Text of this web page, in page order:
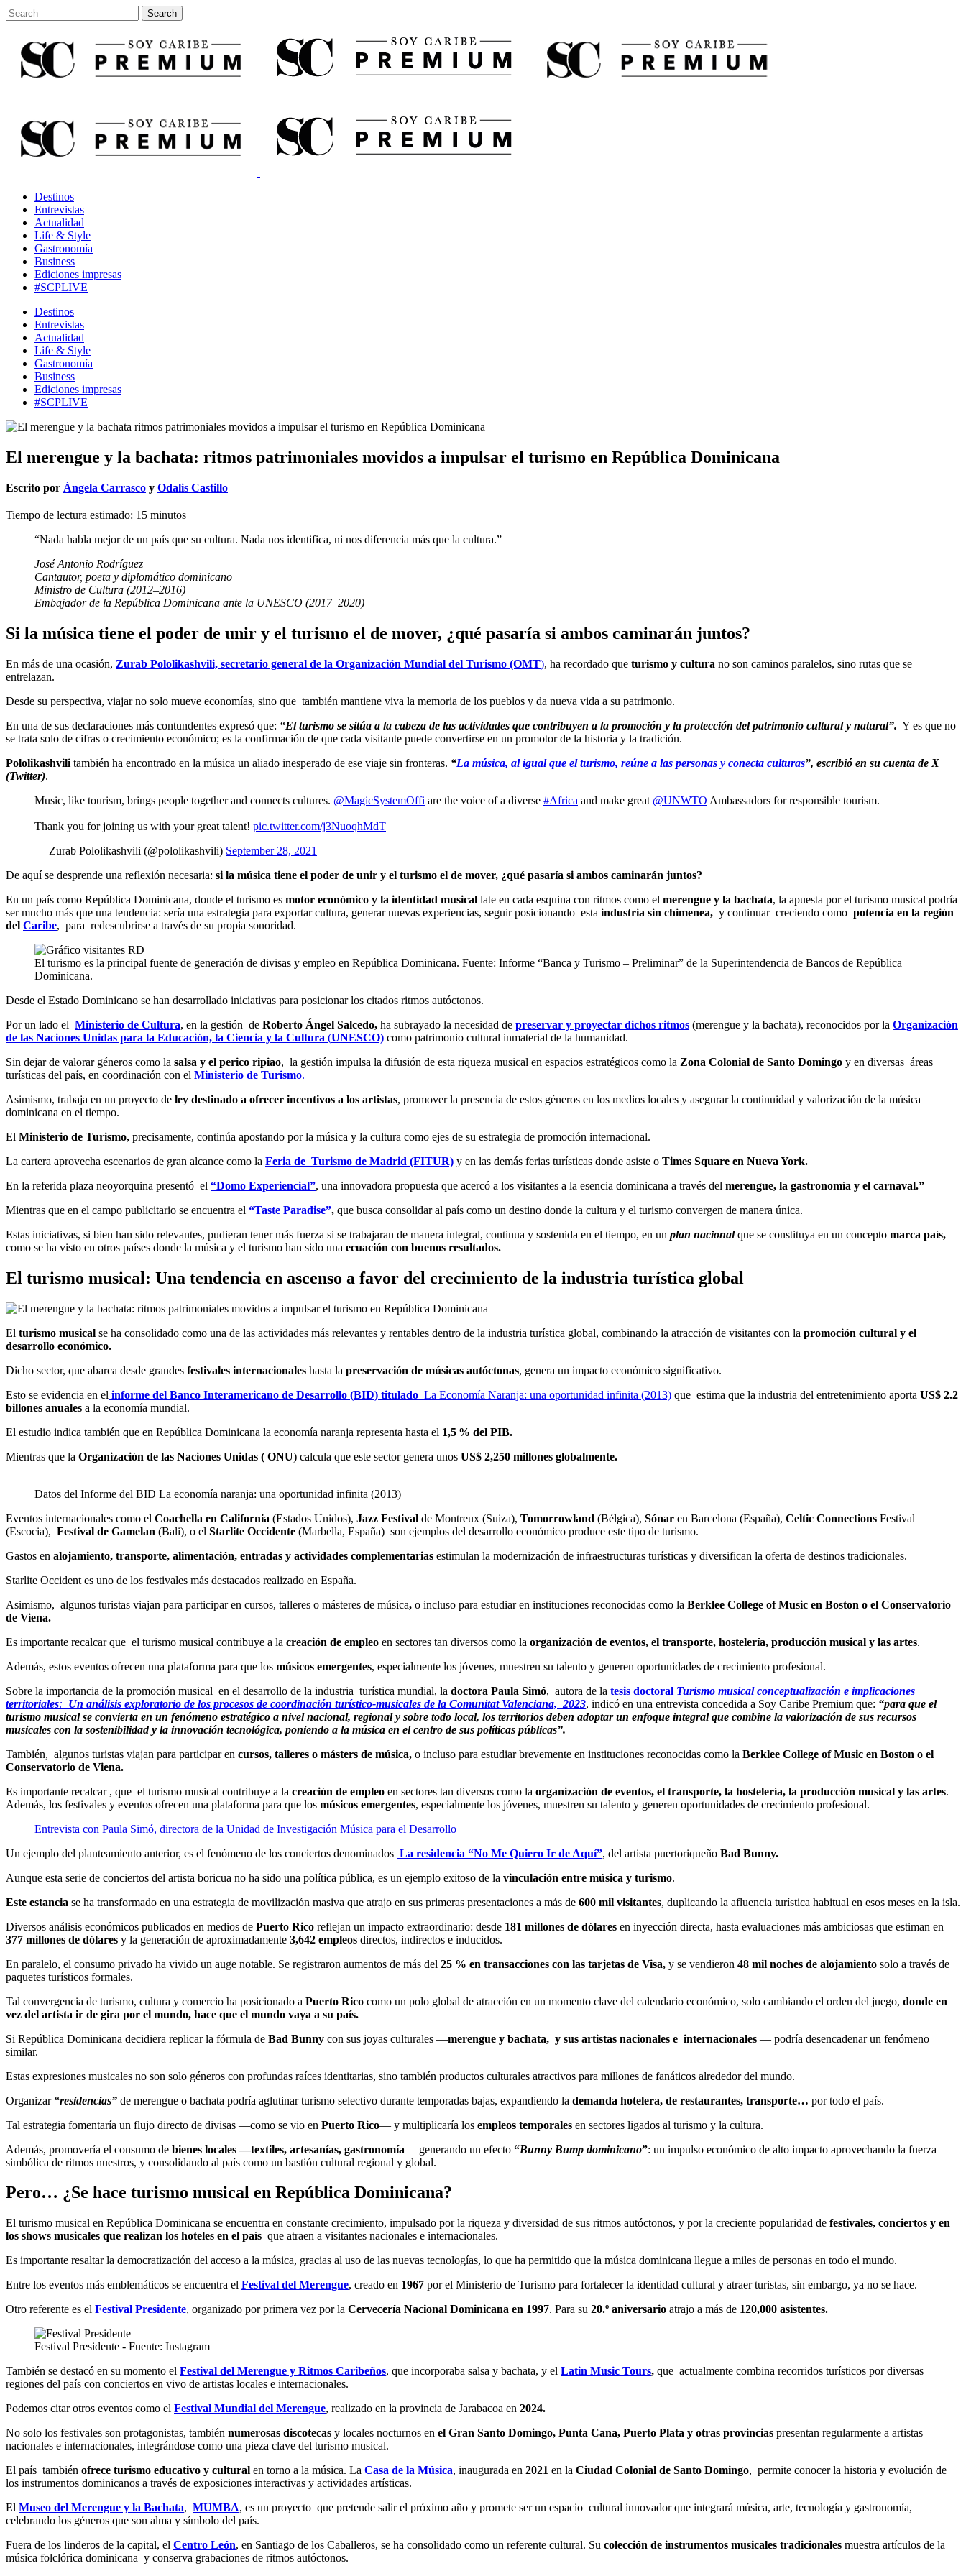
Destinos
Entrevistas
Actualidad
Life & Style
Gastronomía
Business
Ediciones impresas
#SCPLIVE
Destinos
Entrevistas
Actualidad
Life & Style
Gastronomía
Business
Ediciones impresas
#SCPLIVE
El merengue y la bachata: ritmos patrimoniales movidos a impulsar el turismo en República Dominicana
Escrito por Ángela Carrasco y Odalis Castillo
Tiempo de lectura estimado: 15 minutos
“Nada habla mejor de un país que su cultura. Nada nos identifica, ni nos diferencia más que la cultura.”
José Antonio Rodríguez
Cantautor, poeta y diplomático dominicano
Ministro de Cultura (2012–2016)
Embajador de la República Dominicana ante la UNESCO (2017–2020)
Si la música tiene el poder de unir y el turismo el de mover, ¿qué pasaría si ambos caminarán juntos?
En más de una ocasión, Zurab Pololikashvili, secretario general de la Organización Mundial del Turismo (OMT), ha recordado que turismo y cultura no son caminos paralelos, sino rutas que se
entrelazan.
Desde su perspectiva, viajar no solo mueve economías, sino que también mantiene viva la memoria de los pueblos y da nueva vida a su patrimonio.
En una de sus declaraciones más contundentes expresó que: “El turismo se sitúa a la cabeza de las actividades que contribuyen a la promoción y la protección del patrimonio cultural y natural”. Y es que no
se trata solo de cifras o crecimiento económico; es la confirmación de que cada visitante puede convertirse en un promotor de la historia y la tradición.
Pololikashvili también ha encontrado en la música un aliado inesperado de ese viaje sin fronteras. “La música, al igual que el turismo, reúne a las personas y conecta culturas”, escribió en su cuenta de X
(Twitter).
Music, like tourism, brings people together and connects cultures. @MagicSystemOffi are the voice of a diverse #Africa and make great @UNWTO Ambassadors for responsible tourism.
Thank you for joining us with your great talent! pic.twitter.com/j3NuoqhMdT
— Zurab Pololikashvili (@pololikashvili) September 28, 2021
De aquí se desprende una reflexión necesaria: si la música tiene el poder de unir y el turismo el de mover, ¿qué pasaría si ambos caminarán juntos?
En un país como República Dominicana, donde el turismo es motor económico y la identidad musical late en cada esquina con ritmos como el merengue y la bachata, la apuesta por el turismo musical podría
ser mucho más que una tendencia: sería una estrategia para exportar cultura, generar nuevas experiencias, seguir posicionando esta industria sin chimenea, y continuar creciendo como potencia en la región
del Caribe, para redescubrirse a través de su propia sonoridad.
El turismo es la principal fuente de generación de divisas y empleo en República Dominicana. Fuente: Informe “Banca y Turismo – Preliminar” de la Superintendencia de Bancos de República
Dominicana.
Desde el Estado Dominicano se han desarrollado iniciativas para posicionar los citados ritmos autóctonos.
Por un lado el Ministerio de Cultura, en la gestión de Roberto Ángel Salcedo, ha subrayado la necesidad de preservar y proyectar dichos ritmos (merengue y la bachata), reconocidos por la Organización
de las Naciones Unidas para la Educación, la Ciencia y la Cultura (UNESCO) como patrimonio cultural inmaterial de la humanidad.
Sin dejar de valorar géneros como la salsa y el perico ripiao, la gestión impulsa la difusión de esta riqueza musical en espacios estratégicos como la Zona Colonial de Santo Domingo y en diversas áreas
turísticas del país, en coordinación con el Ministerio de Turismo.
Asimismo, trabaja en un proyecto de ley destinado a ofrecer incentivos a los artistas, promover la presencia de estos géneros en los medios locales y asegurar la continuidad y valorización de la música
dominicana en el tiempo.
El Ministerio de Turismo, precisamente, continúa apostando por la música y la cultura como ejes de su estrategia de promoción internacional.
La cartera aprovecha escenarios de gran alcance como la Feria de Turismo de Madrid (FITUR) y en las demás ferias turísticas donde asiste o Times Square en Nueva York.
En la referida plaza neoyorquina presentó el “Domo Experiencial”, una innovadora propuesta que acercó a los visitantes a la esencia dominicana a través del merengue, la gastronomía y el carnaval.”
Mientras que en el campo publicitario se encuentra el “Taste Paradise”, que busca consolidar al país como un destino donde la cultura y el turismo convergen de manera única.
Estas iniciativas, si bien han sido relevantes, pudieran tener más fuerza si se trabajaran de manera integral, continua y sostenida en el tiempo, en un plan nacionalque se constituya en un concepto marca país,
como se ha visto en otros países donde la música y el turismo han sido una ecuación con buenos resultados.
El turismo musical: Una tendencia en ascenso a favor del crecimiento de la industria turística global
El turismo musical se ha consolidado como una de las actividades más relevantes y rentables dentro de la industria turística global, combinando la atracción de visitantes con la promoción cultural y el
desarrollo económico.
Dicho sector, que abarca desde grandes festivales internacionales hasta la preservación de músicas autóctonas, genera un impacto económico significativo.
Esto se evidencia en el informe del Banco Interamericano de Desarrollo (BID) titulado La Economía Naranja: una oportunidad infinita (2013) que estima que la industria del entretenimiento aporta US$ 2.2
billones anuales a la economía mundial.
El estudio indica también que en República Dominicana la economía naranja representa hasta el 1,5 % del PIB.
Mientras que la Organización de las Naciones Unidas ( ONU) calcula que este sector genera unos US$ 2,250 millones globalmente.
Datos del Informe del BID La economía naranja: una oportunidad infinita (2013)
Eventos internacionales como el Coachella en California (Estados Unidos), Jazz Festival de Montreux (Suiza), Tomorrowland (Bélgica), Sónar en Barcelona (España), Celtic Connections Festival
(Escocia), Festival de Gamelan (Bali), o el Starlite Occidente (Marbella, España) son ejemplos del desarrollo económico produce este tipo de turismo.
Gastos en alojamiento, transporte, alimentación, entradas y actividades complementarias estimulan la modernización de infraestructuras turísticas y diversifican la oferta de destinos tradicionales.
Starlite Occident es uno de los festivales más destacados realizado en España.
Asimismo, algunos turistas viajan para participar en cursos, talleres o másteres de música, o incluso para estudiar en instituciones reconocidas como la Berklee College of Music en Boston o el Conservatorio
de Viena.
Es importante recalcar que el turismo musical contribuye a la creación de empleo en sectores tan diversos como la organización de eventos, el transporte, hostelería, producción musical y las artes.
Además, estos eventos ofrecen una plataforma para que los músicos emergentes, especialmente los jóvenes, muestren su talento y generen oportunidades de crecimiento profesional.
Sobre la importancia de la promoción musical en el desarrollo de la industria turística mundial, la doctora Paula Simó, autora de la tesis doctoral Turismo musical conceptualización e implicaciones
territoriales: Un análisis exploratorio de los procesos de coordinación turístico-musicales de la Comunitat Valenciana, 2023, indicó en una entrevista concedida a Soy Caribe Premium que: “para que el
turismo musical se convierta en un fenómeno estratégico a nivel nacional, regional y sobre todo local, los territorios deben adoptar un enfoque integral que combine la valorización de sus recursos
musicales con la sostenibilidad y la innovación tecnológica, poniendo a la música en el centro de sus políticas públicas”.
También, algunos turistas viajan para participar en cursos, talleres o másters de música, o incluso para estudiar brevemente en instituciones reconocidas como la Berklee College of Music en Boston o el
Conservatorio de Viena.
Es importante recalcar , que el turismo musical contribuye a la creación de empleo en sectores tan diversos como la organización de eventos, el transporte, la hostelería, la producción musical y las artes.
Además, los festivales y eventos ofrecen una plataforma para que los músicos emergentes, especialmente los jóvenes, muestren su talento y generen oportunidades de crecimiento profesional.
Entrevista con Paula Simó, directora de la Unidad de Investigación Música para el Desarrollo
Un ejemplo del planteamiento anterior, es el fenómeno de los conciertos denominados La residencia “No Me Quiero Ir de Aquí”, del artista puertoriqueño Bad Bunny.
Aunque esta serie de conciertos del artista boricua no ha sido una política pública, es un ejemplo exitoso de la vinculación entre música y turismo.
Este estancia se ha transformado en una estrategia de movilización masiva que atrajo en sus primeras presentaciones a más de 600 mil visitantes, duplicando la afluencia turística habitual en esos meses en la isla.
Diversos análisis económicos publicados en medios de Puerto Rico reflejan un impacto extraordinario: desde 181 millones de dólares en inyección directa, hasta evaluaciones más ambiciosas que estiman en
377 millones de dólares y la generación de aproximadamente 3,642 empleos directos, indirectos e inducidos.
En paralelo, el consumo privado ha vivido un auge notable. Se registraron aumentos de más del 25 % en transacciones con las tarjetas de Visa, y se vendieron 48 mil noches de alojamiento solo a través de
paquetes turísticos formales.
Tal convergencia de turismo, cultura y comercio ha posicionado a Puerto Rico como un polo global de atracción en un momento clave del calendario económico, solo cambiando el orden del juego, donde en
vez del artista ir de gira por el mundo, hace que el mundo vaya a su país.
Si República Dominicana decidiera replicar la fórmula de Bad Bunny con sus joyas culturales —merengue y bachata, y sus artistas nacionales e internacionales — podría desencadenar un fenómeno
similar.
Estas expresiones musicales no son solo géneros con profundas raíces identitarias, sino también productos culturales atractivos para millones de fanáticos alrededor del mundo.
Organizar“residencias” de merengue o bachata podría aglutinar turismo selectivo durante temporadas bajas, expandiendo la demanda hotelera, de restaurantes, transporte… por todo el país.
Tal estrategia fomentaría un flujo directo de divisas —como se vio en Puerto Rico— y multiplicaría los empleos temporales en sectores ligados al turismo y la cultura.
Además, promovería el consumo de bienes locales —textiles, artesanías, gastronomía— generando un efecto “Bunny Bump dominicano”: un impulso económico de alto impacto aprovechando la fuerza
simbólica de ritmos nuestros, y consolidando al país como un bastión cultural regional y global.
Pero… ¿Se hace turismo musical en República Dominicana?
El turismo musical en República Dominicana se encuentra en constante crecimiento, impulsado por la riqueza y diversidad de sus ritmos autóctonos, y por la creciente popularidad de festivales, conciertos y en
los shows musicales que realizan los hoteles en el país que atraen a visitantes nacionales e internacionales.
Es importante resaltar la democratización del acceso a la música, gracias al uso de las nuevas tecnologías, lo que ha permitido que la música dominicana llegue a miles de personas en todo el mundo.
Entre los eventos más emblemáticos se encuentra el Festival del Merengue, creado en 1967 por el Ministerio de Turismo para fortalecer la identidad cultural y atraer turistas, sin embargo, ya no se hace.
Otro referente es el Festival Presidente, organizado por primera vez por la Cervecería Nacional Dominicana en 1997. Para su 20.º aniversario atrajo a más de 120,000 asistentes.
Festival Presidente - Fuente: Instagram
También se destacó en su momento el Festival del Merengue y Ritmos Caribeños, que incorporaba salsa y bachata, y el Latin Music Tours, que actualmente combina recorridos turísticos por diversas
regiones del país con conciertos en vivo de artistas locales e internacionales.
Podemos citar otros eventos como el Festival Mundial del Merengue, realizado en la provincia de Jarabacoa en 2024.
No solo los festivales son protagonistas, también numerosas discotecas y locales nocturnos en el Gran Santo Domingo, Punta Cana, Puerto Plata y otras provincias presentan regularmente a artistas
nacionales e internacionales, integrándose como una pieza clave del turismo musical.
El país también ofrece turismo educativo y cultural en torno a la música. La Casa de la Música, inaugurada en 2021 en la Ciudad Colonial de Santo Domingo, permite conocer la historia y evolución de
los instrumentos dominicanos a través de exposiciones interactivas y actividades artísticas.
El Museo del Merengue y la Bachata, MUMBA, es un proyecto que pretende salir el próximo año y promete ser un espacio cultural innovador que integrará música, arte, tecnología y gastronomía,
celebrando los géneros que son alma y símbolo del país.
Fuera de los linderos de la capital, el Centro León, en Santiago de los Caballeros, se ha consolidado como un referente cultural. Su colección de instrumentos musicales tradicionales muestra artículos de la
música folclórica dominicana y conserva grabaciones de ritmos autóctonos.